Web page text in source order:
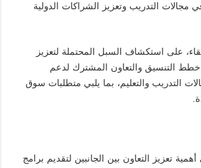
مجالات التدريب وتعزيز الشراكات الدولية
على استكشاف السبل المحتملة لتعزيز
خطط التنسيق والتعاون المشترك لدعم
التدريب والتعليم، بما يلبي متطلبات سوق
تعزيز التعاون بين الجانبين لتقديم برامج